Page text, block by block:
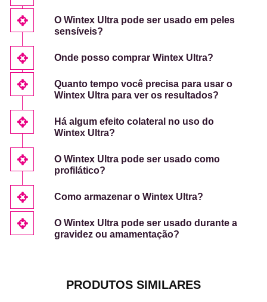
O Wintex Ultra pode ser usado em peles
sensíveis?
Onde posso comprar Wintex Ultra?
Quanto tempo você precisa para usar o
Wintex Ultra para ver os resultados?
Há algum efeito colateral no uso do
Wintex Ultra?
O Wintex Ultra pode ser usado como
profilático?
Como armazenar o Wintex Ultra?
O Wintex Ultra pode ser usado durante a
gravidez ou amamentação?
PRODUTOS SIMILARES